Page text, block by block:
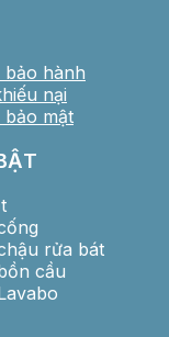
bảo hành
nại
bảo mật
rửa bát
cầu